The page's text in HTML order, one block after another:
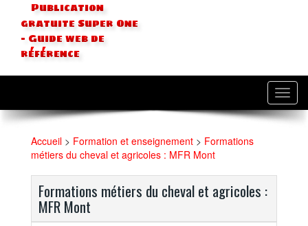
Publication
gratuite Super One
- Guide web de
référence
Accueil > Formation et enseignement > Formations
métiers du cheval et agricoles : MFR Mont
Formations métiers du cheval et agricoles :
MFR Mont